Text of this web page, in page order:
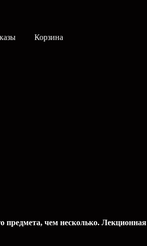
Корзина
предмета, чем несколько. Лекционная